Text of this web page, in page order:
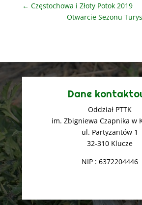
← Częstochowa i Złoty Potok 2019
Otwarcie Sezonu
Dane
Oddział PTTK
im. Zbigniewa Czapnika w
ul. Partyzantów 1
32-310 Klucze
NIP : 6372204446